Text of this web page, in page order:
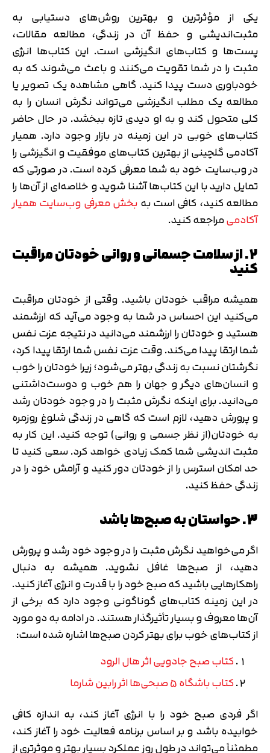
یکی از مؤثرترین و بهترین روش‌های دستیابی به
مثبت‌اندیشی و حفظ آن در زندگی، مطالعه مقالات،
پست‌ها و کتاب‌های انگیزشی است. این کتاب‌ها انرژی
مثبت را در شما تقویت می‌‌کنند و باعث می‌شوند که به
خودباوری دست پیدا کنید. گاهی مشاهده یک تصویر یا
مطالعه یک مطلب انگیزشی می‌تواند نگرش انسان را به
کلی متحول کند و به او دیدی تازه ببخشد. در حال حاضر
کتاب‌های خوبی در این زمینه در بازار وجود دارد. همیار
آکادمی گلچینی از بهترین کتاب‌های موفقیت و انگیزشی را
در وب‌سایت خود به شما معرفی کرده است. در صورتی که
تمایل دارید با این کتاب‌ها آشنا شوید و خلاصه‌ای از آن‌ها را
مطالعه کنید، کافی است بهبخش معرفی وب‌سایت همیار
آکادمیمراجعه کنید.
2. از سلامت جسمانی و روانی خودتان مراقبت
کنید
همیشه مراقب خودتان باشید. وقتی از خودتان مراقبت
می‌کنید این احساس در شما به وجود می‌آید که ارزشمند
هستید و خودتان را ارزشمند می‌دانید در نتیجه عزت نفس
شما ارتقا پیدا می‌کند. وقت عزت نفس شما ارتقا پیدا کرد،
نگرشتان نسبت به زندگی بهتر می‌شود؛ زیرا خودتان را خوب
و انسان‌های دیگر و جهان را هم خوب و دوست‌داشتنی
می‌دانید. برای اینکه نگرش مثبت را در وجود خودتان رشد
و پرورش دهید، لازم است که گاهی در زندگی شلوغ روزمره
به خودتان(از نظر جسمی و روانی) توجه کنید. این کار به
مثبت اندیشی شما کمک زیادی خواهد کرد. سعی کنید تا
حد امکان استرس را از خودتان دور کنید و آرامش خود را در
زندگی حفظ کنید.
3. حواستان به صبح‌ها باشد
اگر می‌خواهید نگرش مثبت را در وجود خود رشد و پرورش
دهید، از صبح‌ها غافل نشوید. همیشه به دنبال
راهکارهایی باشید که صبح خود را با قدرت و انرژی آغاز کنید.
در این زمینه کتاب‌های گوناگونی وجود دارد که برخی از
آن‌ها معروف و بسیار تأثیرگذار هستند. در ادامه به دو مورد
از کتاب‌های خوب برای بهتر کردن صبح‌ها اشاره شده است:
کتاب صبح جادویی اثر هال الرود
کتاب باشگاه 5 صبحی‌ها اثر رابین شارما
اگر فردی صبح خود را با انرژی آغاز کند، به اندازه کافی
خوابیده باشد و بر اساس برنامه فعالیت خود را آغاز کند،
مطمئناً می‌تواند در طول روز عملکرد بسیار بهتر و موثرتری از